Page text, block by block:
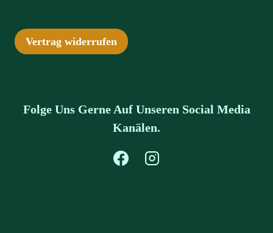
Vertrag widerrufen
Folge Uns Gerne Auf Unseren Social Media
Kanälen.